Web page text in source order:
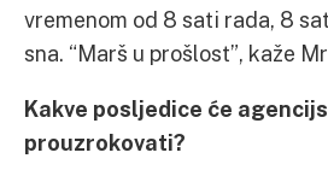
vremenom od 8 sati rada, 8
sna. “Marš u prošlost”, kaže
Kakve posljedice će
prouzrokovati?